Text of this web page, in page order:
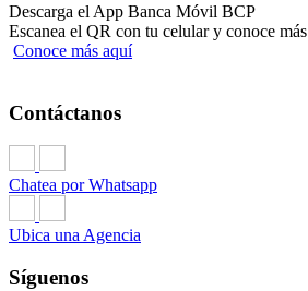
Descarga el App Banca Móvil BCP
Escanea el QR con tu celular y conoce más
Conoce más aquí
Contáctanos
Chatea por Whatsapp
Ubica una Agencia
Síguenos